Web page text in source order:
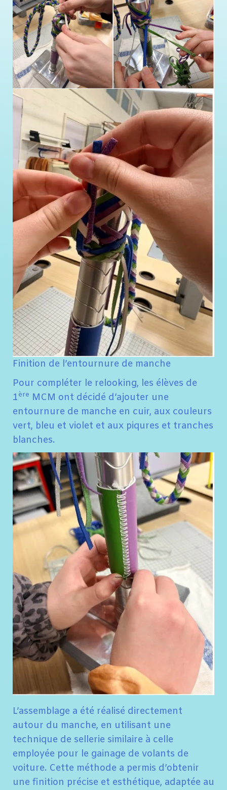
Finition de l’entournure de manche
Pour compléter le relooking, les élèves de
1ère MCM ont décidé d’ajouter une
entournure de manche en cuir, aux couleurs
vert, bleu et violet et aux piqures et tranches
blanches.
L’assemblage a été réalisé directement
autour du manche, en utilisant une
technique de sellerie similaire à celle
employée pour le gainage de volants de
voiture. Cette méthode a permis d’obtenir
une finition précise et esthétique, adaptée au